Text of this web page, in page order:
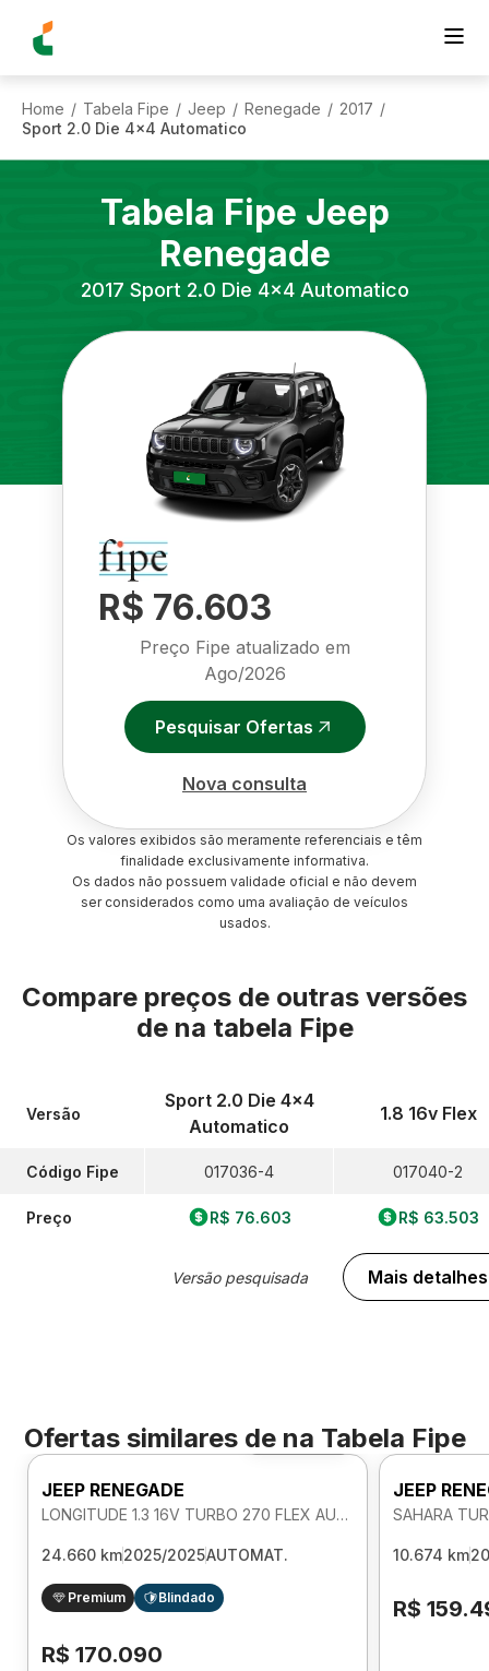
Home / Tabela Fipe / Jeep / Renegade / 2017 /
Sport 2.0 Die 4x4 Automatico
Tabela Fipe Jeep
Renegade
2017 Sport 2.0 Die 4x4 Automatico
R$ 76.603
Preço Fipe atualizado em
Ago/2026
Pesquisar Ofertas
Nova consulta
Os valores exibidos são meramente referenciais e têm
finalidade exclusivamente informativa.
Os dados não possuem validade oficial e não devem
ser considerados como uma avaliação de veículos
usados.
Compare preços de outras versões
de na tabela Fipe
Versão
Código Fipe
Preço
Sport 2.0 Die 4x4
Automatico
017036-4
R$ 76.603
Versão pesquisada
1.8 16v Flex
017040-2
R$ 63.503
Mais detalhes
Ofertas similares de na Tabela Fipe
Foto 360º
JEEP RENEGADE
LONGITUDE 1.3 16V TURBO 270 FLEX AUTOMATICO
24.660 km2025/2025AUTOMAT.
Premium Blindado
R$ 170.090
JEEP
SAHARA
10.674 km
R$